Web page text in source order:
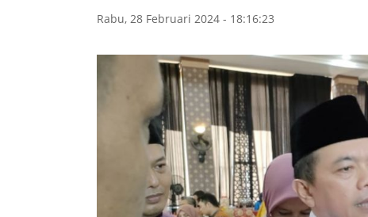
Rabu, 28 Februari 2024 - 18:16:23